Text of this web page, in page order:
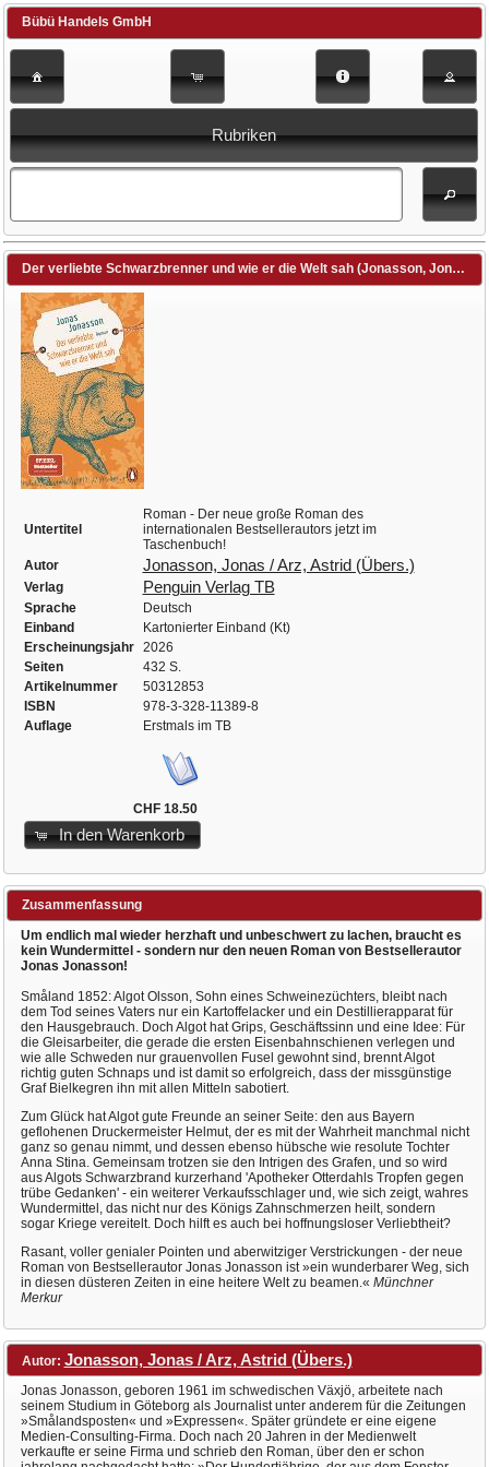
Bübü Handels GmbH
Rubriken
Der verliebte Schwarzbrenner und wie er die Welt sah (Jonasson, Jonas / Arz, Astrid (Übers.))
Untertitel
Roman - Der neue große Roman des
internationalen Bestsellerautors jetzt im
Taschenbuch!
Autor
Jonasson, Jonas / Arz, Astrid (Übers.)
Verlag Penguin Verlag TB
Sprache
Deutsch
Einband
Kartonierter Einband (Kt)
Erscheinungsjahr
2026
Seiten
432 S.
Artikelnummer
50312853
ISBN
978-3-328-11389-8
Auflage
Erstmals im TB
CHF 18.50
In den Warenkorb
Zusammenfassung
Um endlich mal wieder herzhaft und unbeschwert zu lachen, braucht es
kein Wundermittel - sondern nur den neuen Roman von Bestsellerautor
Jonas Jonasson!
Småland 1852: Algot Olsson, Sohn eines Schweinezüchters, bleibt nach
dem Tod seines Vaters nur ein Kartoffelacker und ein Destillierapparat für
den Hausgebrauch. Doch Algot hat Grips, Geschäftssinn und eine Idee: Für
die Gleisarbeiter, die gerade die ersten Eisenbahnschienen verlegen und
wie alle Schweden nur grauenvollen Fusel gewohnt sind, brennt Algot
richtig guten Schnaps und ist damit so erfolgreich, dass der missgünstige
Graf Bielkegren ihn mit allen Mitteln sabotiert.
Zum Glück hat Algot gute Freunde an seiner Seite: den aus Bayern
geflohenen Druckermeister Helmut, der es mit der Wahrheit manchmal nicht
ganz so genau nimmt, und dessen ebenso hübsche wie resolute Tochter
Anna Stina. Gemeinsam trotzen sie den Intrigen des Grafen, und so wird
aus Algots Schwarzbrand kurzerhand 'Apotheker Otterdahls Tropfen gegen
trübe Gedanken' - ein weiterer Verkaufsschlager und, wie sich zeigt, wahres
Wundermittel, das nicht nur des Königs Zahnschmerzen heilt, sondern
sogar Kriege vereitelt. Doch hilft es auch bei hoffnungsloser Verliebtheit?
Rasant, voller genialer Pointen und aberwitziger Verstrickungen - der neue
Roman von Bestsellerautor Jonas Jonasson ist »ein wunderbarer Weg, sich
in diesen düsteren Zeiten in eine heitere Welt zu beamen.« Münchner
Merkur
Autor: Jonasson, Jonas / Arz, Astrid (Übers.)
Jonas Jonasson, geboren 1961 im schwedischen Växjö, arbeitete nach
seinem Studium in Göteborg als Journalist unter anderem für die Zeitungen
»Smålandsposten« und »Expressen«. Später gründete er eine eigene
Medien-Consulting-Firma. Doch nach 20 Jahren in der Medienwelt
verkaufte er seine Firma und schrieb den Roman, über den er schon